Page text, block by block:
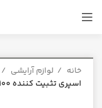
خانه لوازم آرایشی
اسپری تثبیت کننده 100میل مک